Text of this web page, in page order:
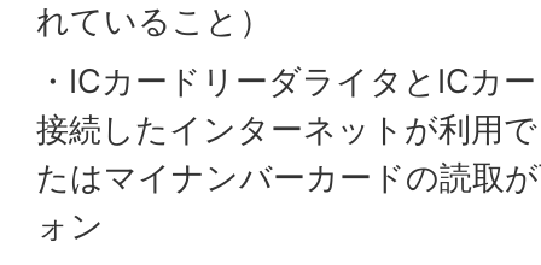
れていること）
・ICカードリーダライタとICカ
接続したインターネットが利用
たはマイナンバーカードの読取
ォン